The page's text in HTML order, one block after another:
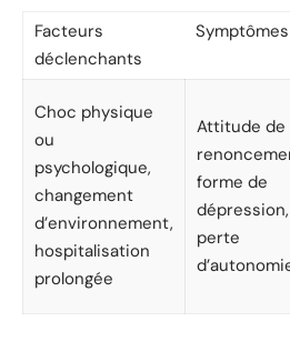
Facteurs
déclenchants
Symptômes
Choc physique
ou
psychologique,
changement
d’environnement,
hospitalisation
prolongée
Attitude de
forme de
dépression,
perte